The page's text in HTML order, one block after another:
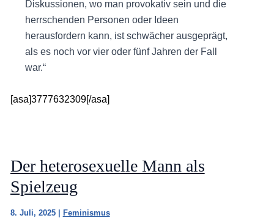
Diskussionen, wo man provokativ sein und die
herrschenden Personen oder Ideen
herausfordern kann, ist schwächer ausgeprägt,
als es noch vor vier oder fünf Jahren der Fall
war.“
[asa]3777632309[/asa]
Der heterosexuelle Mann als
Spielzeug
8. Juli, 2025 | Feminismus